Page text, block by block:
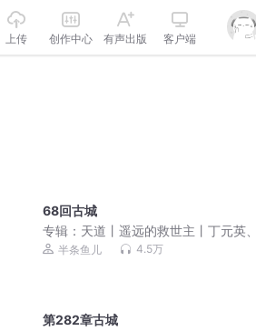
上传 创作中心 有声出版 客户端
68回古城
专辑： 天道丨遥远的救世主丨丁元英、
芮小丹
半条鱼儿 4.5万
第282章古城